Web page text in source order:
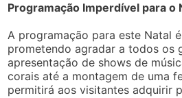
Programação Imperdível para o
A programação para este Natal
prometendo agradar a todos os
apresentação de shows de
corais até a montagem de uma
permitirá aos visitantes adquirir